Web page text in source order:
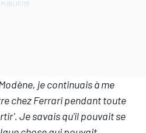
je continuais à me
chez Ferrari pendant toute
Je savais qu'il pouvait se